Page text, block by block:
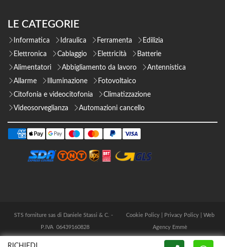
LE CATEGORIE
Informatica Idraulica Ferramenta
Edilizia
Elettronica
Cablaggio Elettricità
Batterie
Alimentatori
Abbigliamento da lavoro
Antennistica
Allarme
Illuminazione
Fotovoltaico
Citofonia e videocitofonia
Climatizzazione
Videosorveglianza
Automazioni cancello
STS forniture sas di Daniele Stassi & C. -
P.IVA 06439160828
Cookie Policy| Privacy Policy| Web
Agency Emmè